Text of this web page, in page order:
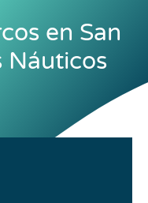
en San
Náuticos